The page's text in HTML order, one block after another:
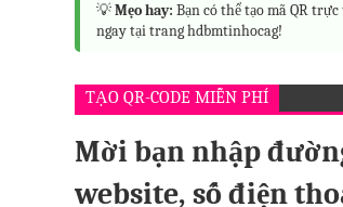
💡Mẹo hay: Bạn có thể tạo mã QR
ngay tại trang hdbmtinhocag!
TẠO QR-CODE MIỄN PHÍ
Mời bạn nhập
website, số điện